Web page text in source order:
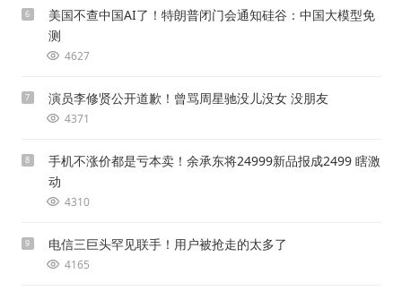
6
美国不查中国AI了！特朗普闭门会通知硅谷：中国大模型免
测
4627
7 演员李修贤公开道歉！曾骂周星驰没儿没女 没朋友
4371
8
手机不涨价都是亏本卖！余承东将24999新品报成2499 瞎激
动
4310
9 电信三巨头罕见联手！用户被抢走的太多了
4165